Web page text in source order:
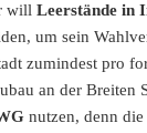
willLeerstände in
um sein
zumindest pro
an der Breiten
nutzen, denn